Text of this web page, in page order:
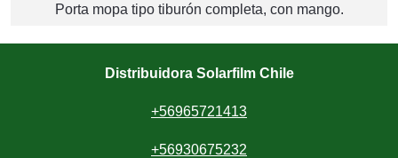
Porta mopa tipo tiburón completa, con mango.
Distribuidora Solarfilm Chile
+56965721413
+56930675232